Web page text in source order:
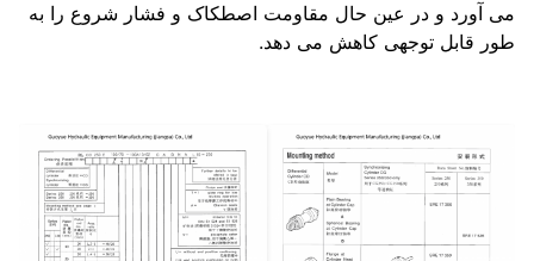
آورد و در عین حال مقاومت اصطکاک و فشار شروع را به
قابل توجهی کاهش می دهد.